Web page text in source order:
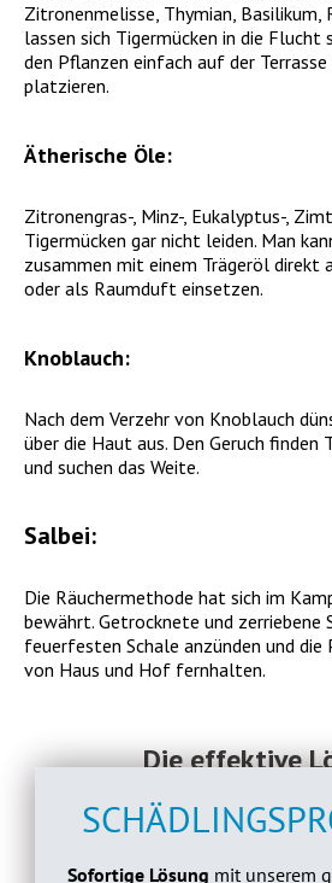
Zitronenmelisse, Thymian, Basilikum,
lassen sich Tigermücken in die Flucht
den Pflanzen einfach auf der Terrasse
platzieren.
Ätherische Öle:
Zitronengras-, Minz-, Eukalyptus-,
Tigermücken gar nicht leiden. Man
zusammen mit einem Trägeröl direkt
oder als Raumduft einsetzen.
Knoblauch:
Nach dem Verzehr von Knoblauch
über die Haut aus. Den Geruch finden
und suchen das Weite.
Salbei:
Die Räuchermethode hat sich im
bewährt. Getrocknete und zerriebene
feuerfesten Schale anzünden und
von Haus und Hof fernhalten.
Die effektive
Sofortige Lösung mit unserem